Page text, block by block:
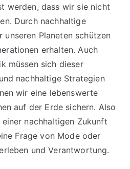
werden, dass wir sie nicht
Durch nachhaltige
unseren Planeten schützen
erhalten. Auch
müssen sich dieser
nachhaltige Strategien
wir eine lebenswerte
auf der Erde sichern. Also
nachhaltigen Zukunft
Frage von Mode oder
und Verantwortung.